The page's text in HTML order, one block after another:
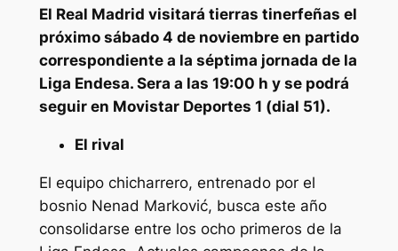
El Real Madrid visitará tierras tinerfeñas el
próximo sábado 4 de noviembre en partido
correspondiente a la séptima jornada de la
Liga Endesa. Sera a las 19:00 h y se podrá
seguir en Movistar Deportes 1 (dial 51).
El rival
El equipo chicharrero, entrenado por el
bosnio Nenad Marković, busca este año
consolidarse entre los ocho primeros de la